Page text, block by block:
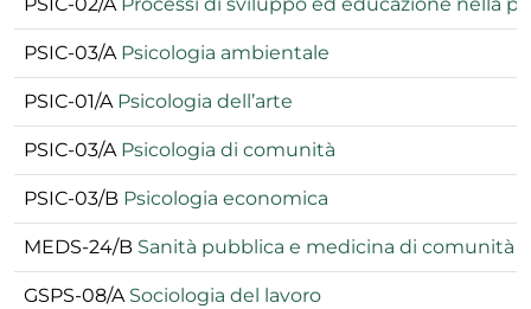
PSIC-03/A Psicologia ambientale
PSIC-01/A Psicologia dell’arte
PSIC-03/A Psicologia di comunità
PSIC-03/B Psicologia economica
MEDS-24/B Sanità pubblica e medicina di comunità
GSPS-08/A Sociologia del lavoro